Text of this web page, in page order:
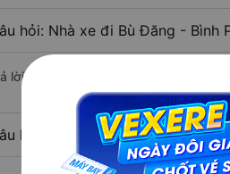
hỏi: Nhà xe đi Bù Đăng - Bình
lời: Chuyến xe có giờ xuất phát sớm
hỏi: Nhà xe đi Long Thành -